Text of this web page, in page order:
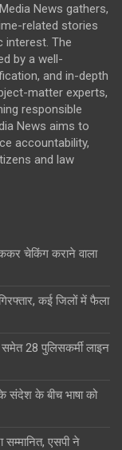
News gathers,
related stories
interest. The
by a well-
and in-depth
matter experts,
responsible
News aims to
accountability,
and law
चेकिंग कराने वाला
कई जिलों में फैला
समेत 28 पुलिसकर्मी लाइन
संदेश के बीच भाषा को
सम्मानित, एसपी ने